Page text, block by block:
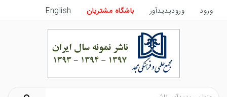
ورود ورودپدیدآور باشگاه مشتریان English